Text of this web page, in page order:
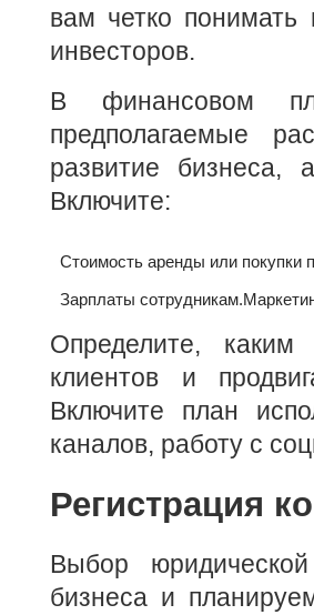
вам четко понимать
инвесторов.
В финансовом
предполагаемые
развитие бизнеса,
Включите:
Стоимость аренды или покупки
Зарплаты сотрудникам.
Определите,
клиентов и
Включите план
каналов, работу с
Регистрация
Выбор
бизнеса и